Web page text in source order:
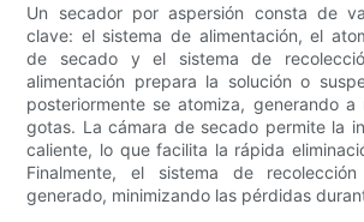
Un secador por aspersión consta de
clave: el sistema de alimentación, el
de secado y el sistema de
alimentación prepara la solución o
posteriormente se atomiza, generando a
gotas. La cámara de secado permite la
caliente, lo que facilita la rápida
Finalmente, el sistema de
generado, minimizando las pérdidas